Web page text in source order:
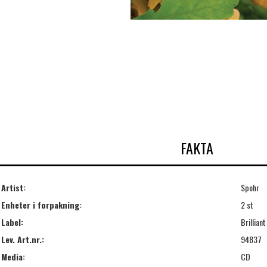
FAKTA
Artist:
Spohr
Enheter i forpakning:
2 st
Label:
Lev. Art.nr.:
94837
Media:
CD